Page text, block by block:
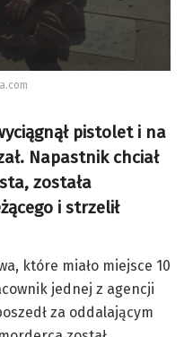
pistolet i na
Napastnik chciał
została
i strzelił
które miało miejsce 10
jednej z agencji
za oddalającym